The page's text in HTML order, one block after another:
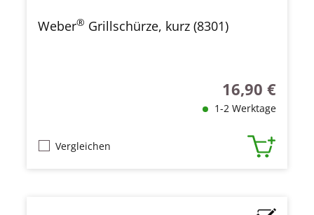
Weber® Grillschürze, kurz (8301)
Regulärer Preis:
16,90 €
1-2 Werktage
Vergleichen